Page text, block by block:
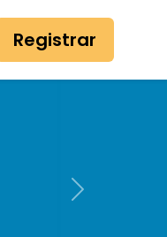
Registrar
Next